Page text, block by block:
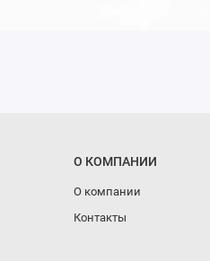
О КОМПАНИИ
О компании
Контакты